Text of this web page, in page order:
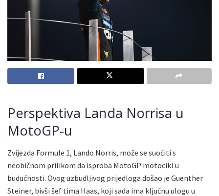
Perspektiva Landa Norrisa u
MotoGP-u
Zvijezda Formule 1, Lando Norris, može se suočiti s
neobičnom prilikom da isproba MotoGP motocikl u
budućnosti. Ovog uzbudljivog prijedloga došao je Guenther
Steiner, bivši šef tima Haas, koji sada ima ključnu ulogu u